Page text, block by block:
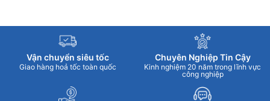
Vận chuyển siêu tốc
Giao hàng hoả tốc toàn quốc
Chuyên Nghiệp Tin Cậy
Kinh nghiệm 20 năm trong lĩnh vực
công nghiệp